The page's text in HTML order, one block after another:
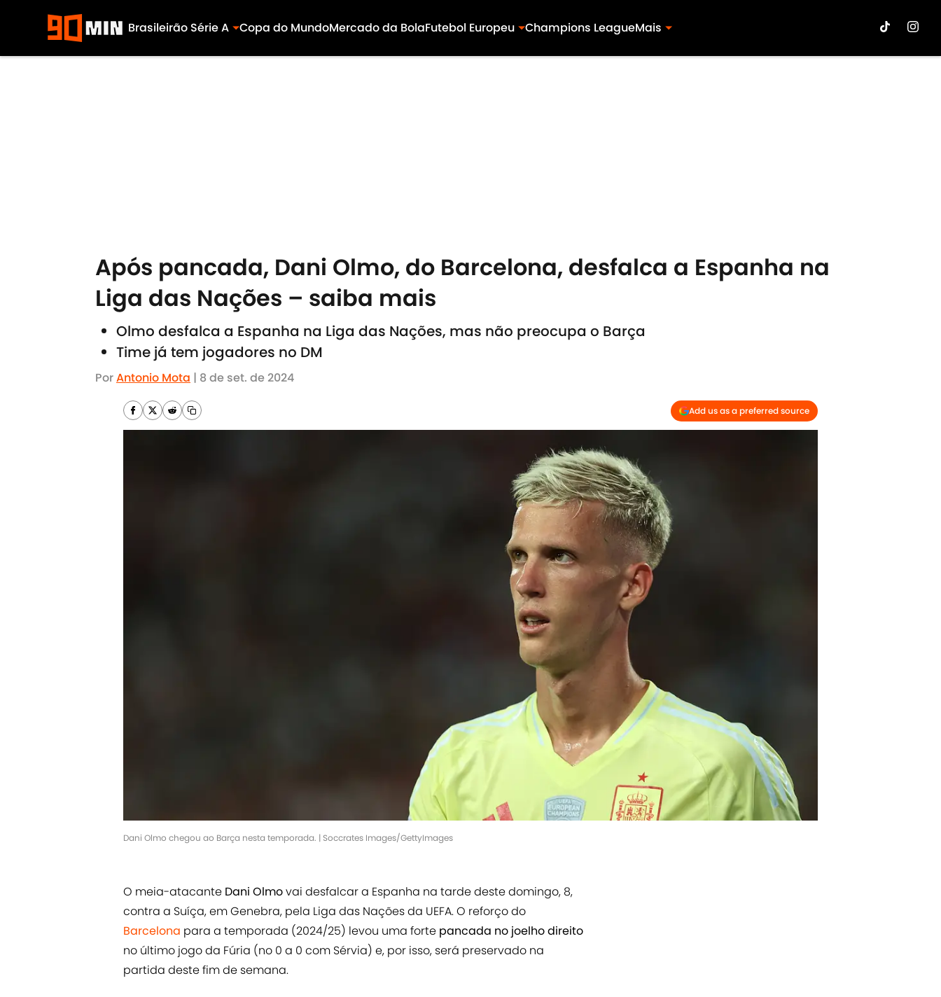
Brasileirão Série A Copa do MundoMercado da BolaFutebol Europeu Champions LeagueMais
Após pancada, Dani Olmo, do Barcelona, desfalca a Espanha na
Liga das Nações – saiba mais
Olmo desfalca a Espanha na Liga das Nações, mas não preocupa o Barça
Time já tem jogadores no DM
PorAntonio Mota | 8 de set. de 2024
Add us as a preferred source
Dani Olmo chegou ao Barça nesta temporada. | Soccrates Images/GettyImages
O meia-atacante Dani Olmovai desfalcar a Espanha na tarde deste domingo, 8,
contra a Suíça, em Genebra, pela Liga das Nações da UEFA. O reforço do
Barcelona para a temporada (2024/25) levou uma forte pancada no joelho direito
no último jogo da Fúria (no 0 a 0 com Sérvia) e, por isso, será preservado na
partida deste fim de semana.